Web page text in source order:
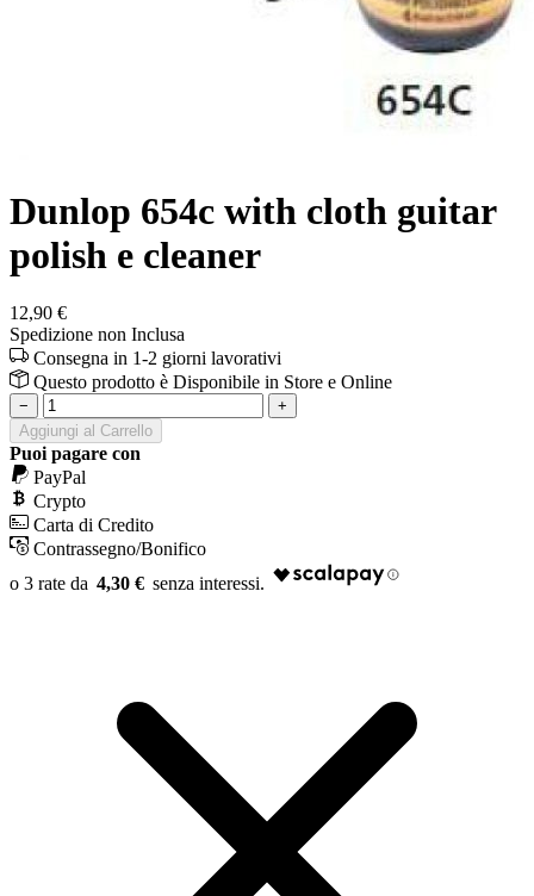
Dunlop 654c with cloth guitar
polish e cleaner
12,90 €
Spedizione non Inclusa
Consegna in 1-2 giorni lavorativi
Questo prodotto è Disponibile in Store e Online
−
+
Aggiungi al Carrello
Puoi pagare con
PayPal
Crypto
Carta di Credito
Contrassegno/Bonifico
4,30 €